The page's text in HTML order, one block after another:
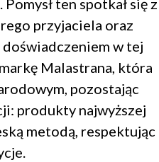
ten spotkał się z
przyjaciela oraz
w tej
Malastrana, która
pozostając
produkty najwyższej
metodą, respektując